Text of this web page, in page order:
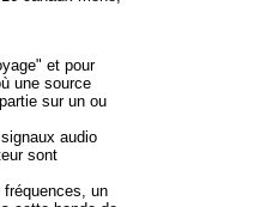
et pour
une source
sur un ou
audio
sont
un